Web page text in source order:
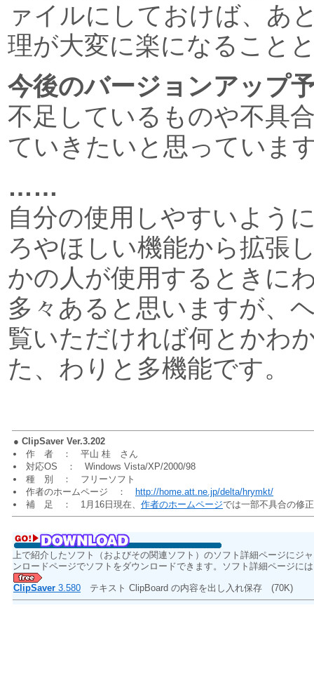
ァイルにしておけば、あ
理が大変に楽になること
今後のバージョンアップ
不足しているものや不具
ていきたいと思っていま
……
自分の使用しやすいよう
ろやほしい機能から拡張
かの人が使用するときに
多々あると思いますが、
覧いただければ何とかわ
た、わりと多機能です。
● ClipSaver Ver.3.202
作 者 ： 平山 桂 さん
対応OS ： Windows Vista/XP/2000/98
種 別 ： フリーソフト
作者のホームページ ：
http://home.att.ne.jp/delta/hrymkt/
補 足 ： 1月16日現在、 作者のホームページでは一部不具合の修
上で紹介したソフト（およびその関連ソフト）のソフト詳細ページにジ
ンロードページでソフトをダウンロードできます。ソフト詳細ページに
ClipSaver 3.580 テキスト ClipBoard の内容を出し入れ保存 (70K)